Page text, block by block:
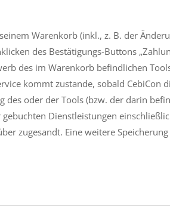
Warenkorb (inkl., z. B. der
des Bestätigungs-Buttons
des im Warenkorb befindlichen
kommt zustande, sobald CebiCon
oder der Tools (bzw. der darin
Dienstleistungen
zugesandt. Eine weitere